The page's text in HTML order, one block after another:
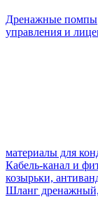
Дренажные помпы
управления и
материалы для
Кабель-канал и
козырьки,
Шланг